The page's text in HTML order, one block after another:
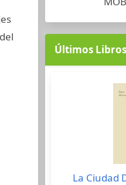
Últimos Libros
La Ciudad